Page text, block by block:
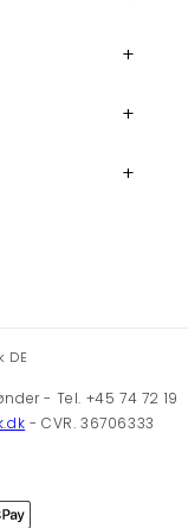
DE
- Tel. +45 74 72 19
- CVR. 36706333